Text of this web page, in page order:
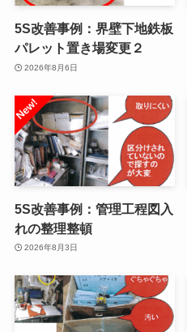
5S改善事例：界壁下地鉄板
パレット置き場変更２
2026年8月6日
5S改善事例：管理工程図入
れの整理整頓
2026年8月3日